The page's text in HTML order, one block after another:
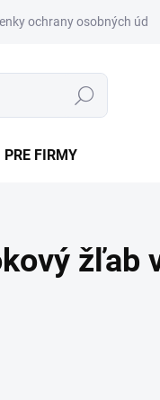
ochrany osobných
Hľadať
PRE FIRMY
žľab